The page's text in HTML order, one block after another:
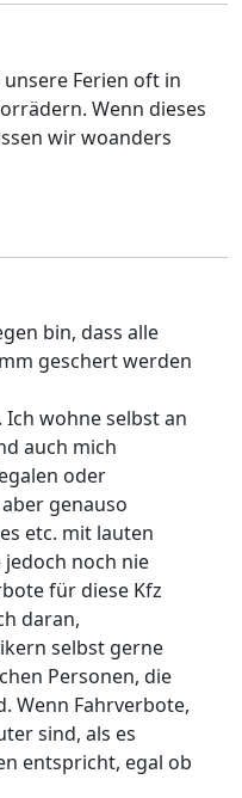
Ferien oft in
Wenn dieses
wir woanders
bin, dass alle
geschert werden
wohne selbst an
auch mich
oder
genauso
etc. mit lauten
noch nie
für diese Kfz
daran,
selbst gerne
Personen, die
Wenn Fahrverbote,
sind, als es
entspricht, egal ob